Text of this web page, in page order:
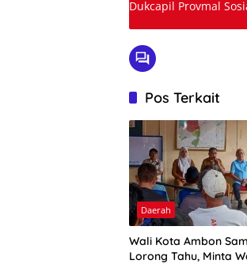
Dukcapil Provmal
Pos Terkait
Daerah
Wali Kota Ambon
Lorong Tahu, Minta